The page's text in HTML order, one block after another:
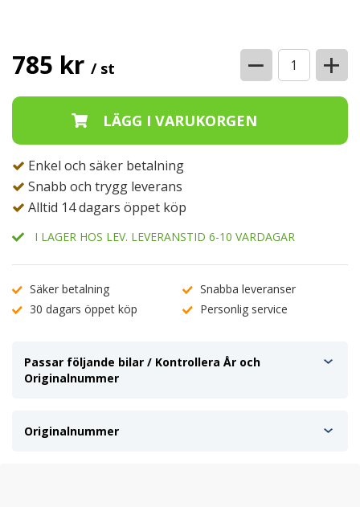
785 kr / st − +
Enkel och säker betalning
Snabb och trygg leverans
Alltid 14 dagars öppet köp
I LAGER HOS LEV. LEVERANSTID 6-10 VARDAGAR
Säker betalning
Snabba leveranser
30 dagars öppet köp
Personlig service
Passar följande bilar / Kontrollera År och
Originalnummer
Originalnummer